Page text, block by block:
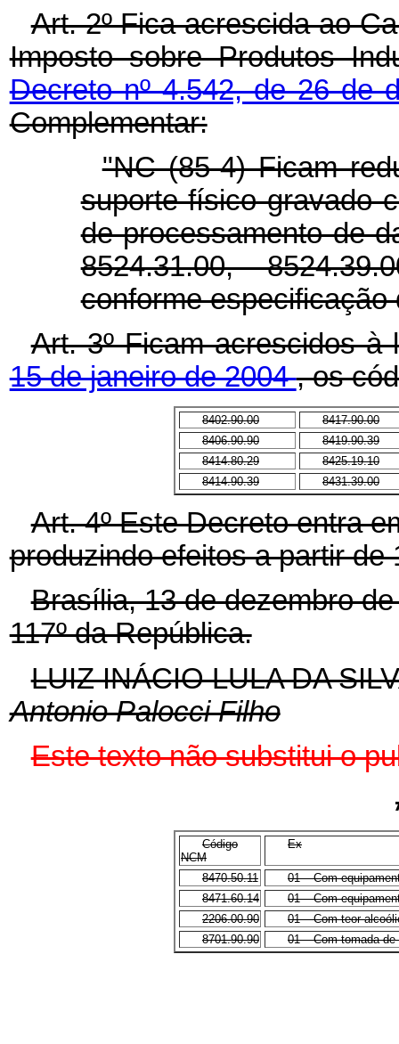
Art. 2º Fica acrescida ao
Imposto sobre Produtos
Decreto nº 4.542, de 26 de
Complementar:
"NC (85-4) Ficam
suporte físico gravado
de processamento de
8524.31.00,
conforme especificação
Art. 3º Ficam acrescidos à
15 de janeiro de 2004, os
8402.90.00
8417.90.00
8406.90.90
8419.90.39
8414.80.29
8425.19.10
8414.90.39
8431.39.00
Art. 4º Este Decreto entra
produzindo efeitos a partir de
Brasília, 13 de dezembro
117º da República.
LUIZ INÁCIO LULA DA
Antonio Palocci Filho
Este texto não substitui o
Código
NCM
Ex
8470.50.11
01 – Com
8471.60.14
01 – Com
2206.00.90
01 – Com teor
8701.90.90
01 – Com tomada